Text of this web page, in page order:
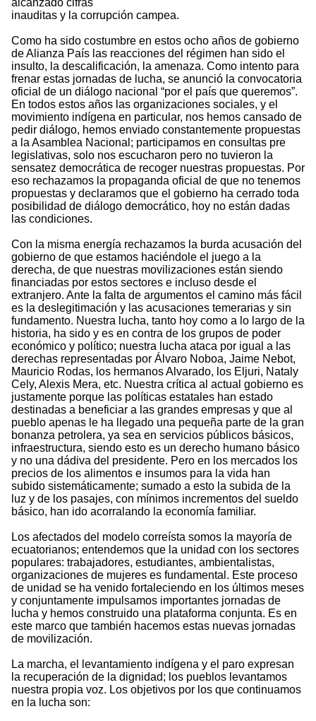
alcanzado cifras
inauditas y la corrupción campea.
Como ha sido costumbre en estos ocho años de gobierno
de Alianza País las reacciones del régimen han sido el
insulto, la descalificación, la amenaza. Como intento para
frenar estas jornadas de lucha, se anunció la convocatoria
oficial de un diálogo nacional “por el país que queremos”.
En todos estos años las organizaciones sociales, y el
movimiento indígena en particular, nos hemos cansado de
pedir diálogo, hemos enviado constantemente propuestas
a la Asamblea Nacional; participamos en consultas pre
legislativas, solo nos escucharon pero no tuvieron la
sensatez democrática de recoger nuestras propuestas. Por
eso rechazamos la propaganda oficial de que no tenemos
propuestas y declaramos que el gobierno ha cerrado toda
posibilidad de diálogo democrático, hoy no están dadas
las condiciones.
Con la misma energía rechazamos la burda acusación del
gobierno de que estamos haciéndole el juego a la
derecha, de que nuestras movilizaciones están siendo
financiadas por estos sectores e incluso desde el
extranjero. Ante la falta de argumentos el camino más fácil
es la deslegitimación y las acusaciones temerarias y sin
fundamento. Nuestra lucha, tanto hoy como a lo largo de la
historia, ha sido y es en contra de los grupos de poder
económico y político; nuestra lucha ataca por igual a las
derechas representadas por Álvaro Noboa, Jaime Nebot,
Mauricio Rodas, los hermanos Alvarado, los Eljuri, Nataly
Cely, Alexis Mera, etc. Nuestra crítica al actual gobierno es
justamente porque las políticas estatales han estado
destinadas a beneficiar a las grandes empresas y que al
pueblo apenas le ha llegado una pequeña parte de la gran
bonanza petrolera, ya sea en servicios públicos básicos,
infraestructura, siendo esto es un derecho humano básico
y no una dádiva del presidente. Pero en los mercados los
precios de los alimentos e insumos para la vida han
subido sistemáticamente; sumado a esto la subida de la
luz y de los pasajes, con mínimos incrementos del sueldo
básico, han ido acorralando la economía familiar.
Los afectados del modelo correísta somos la mayoría de
ecuatorianos; entendemos que la unidad con los sectores
populares: trabajadores, estudiantes, ambientalistas,
organizaciones de mujeres es fundamental. Este proceso
de unidad se ha venido fortaleciendo en los últimos meses
y conjuntamente impulsamos importantes jornadas de
lucha y hemos construido una plataforma conjunta. Es en
este marco que también hacemos estas nuevas jornadas
de movilización.
La marcha, el levantamiento indígena y el paro expresan
la recuperación de la dignidad; los pueblos levantamos
nuestra propia voz. Los objetivos por los que continuamos
en la lucha son: